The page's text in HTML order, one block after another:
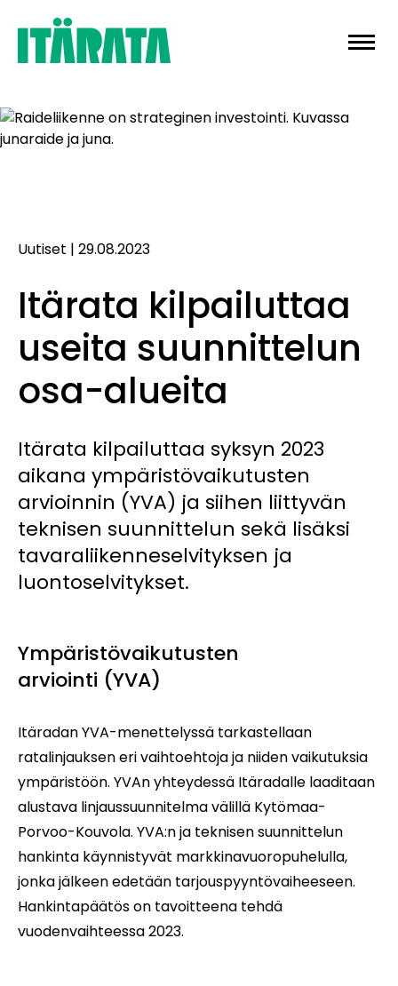
Skip
content
Uutiset | 29.08.2023
Itärata kilpailuttaa
useita suunnittelun
osa-alueita
Itärata kilpailuttaa syksyn 2023
aikana ympäristövaikutusten
arvioinnin (YVA) ja siihen liittyvän
teknisen suunnittelun sekä lisäksi
tavaraliikenneselvityksen ja
luontoselvitykset.
Ympäristövaikutusten
arviointi (YVA)
Itäradan YVA-menettelyssä tarkastellaan
ratalinjauksen eri vaihtoehtoja ja niiden vaikutuksia
ympäristöön. YVAn yhteydessä Itäradalle laaditaan
alustava linjaussuunnitelma välillä Kytömaa-
Porvoo-Kouvola. YVA:n ja teknisen suunnittelun
hankinta käynnistyvät markkinavuoropuhelulla,
jonka jälkeen edetään tarjouspyyntövaiheeseen.
Hankintapäätös on tavoitteena tehdä
vuodenvaihteessa 2023.